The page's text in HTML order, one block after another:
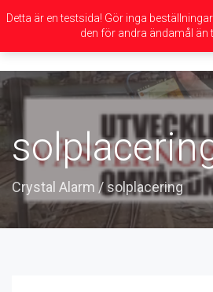
navigation
Crystal Alarm / solplacering
Detta är en testsida! Gör inga
den för andra ändamål än